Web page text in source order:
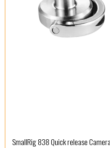
SmallRig 838 Quick release